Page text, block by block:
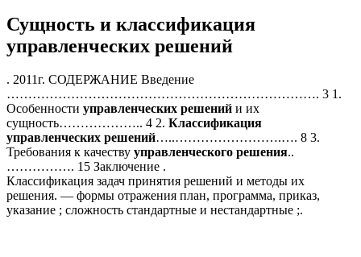
Сущность и классификация
управленческих решений
. 2011г. СОДЕРЖАНИЕ Введение
………………………………………………………………. 3 1.
Особенности управленческих решений и их
сущность……………….. 4 2. Классификация
управленческих решений…..…………………….…. 8 3.
Требования к качеству управленческого решения..
……………. 15 Заключение .
Классификация задач принятия решений и методы их
решения. — формы отражения план, программа, приказ,
указание ; сложность стандартные и нестандартные ;.